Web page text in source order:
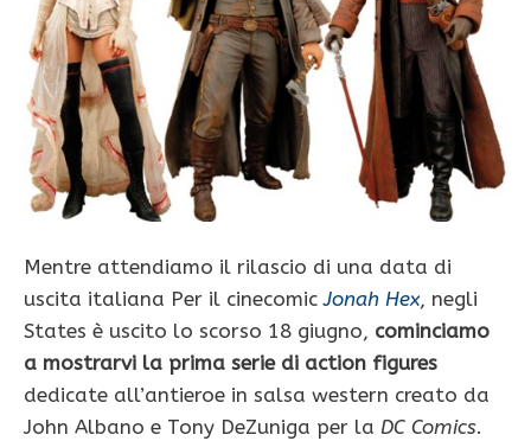
Mentre attendiamo il rilascio di una data di
uscita italiana Per il cinecomic Jonah Hex, negli
States è uscito lo scorso 18 giugno, cominciamo
a mostrarvi la prima serie di action figures
dedicate all’antieroe in salsa western creato da
John Albano e Tony DeZuniga per la DC Comics.